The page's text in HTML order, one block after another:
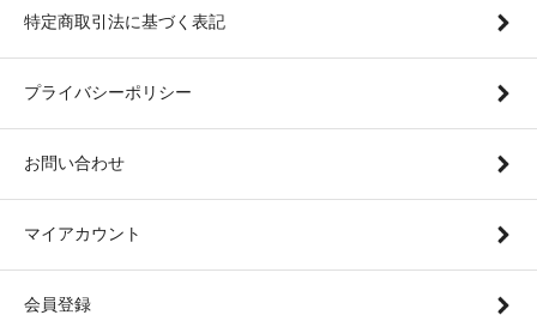
特定商取引法に基づく表記
プライバシーポリシー
お問い合わせ
マイアカウント
会員登録